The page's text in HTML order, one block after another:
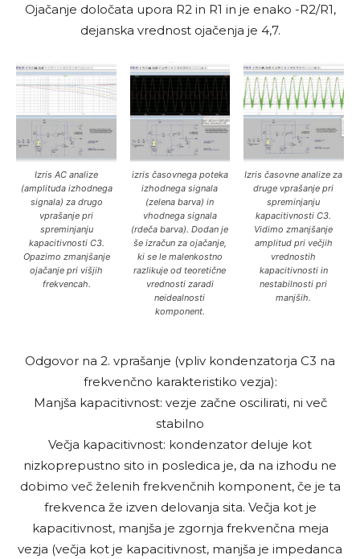
Ojačanje določata upora R2 in R1 in je enako -R2/R1,
dejanska vrednost ojačenja je 4,7.
Izris AC analize
(amplituda izhodnega
signala) za drugo
vprašanje pri
spreminjanju
kapacitivnosti C3.
Opazimo zmanjšanje
ojačanje pri višjih
frekvencah.
izris časovnega poteka
izhodnega signala
(zelena barva) in
vhodnega signala
(rdeča barva). Dodan je
še izračun za ojačanje,
ki se le malenkostno
razlikuje od teoretične
vrednosti zaradi
neidealnosti
komponent.
Izris časovne analize za
druge vprašanje pri
spreminjanju
kapacitivnosti C3.
Vidimo zmanjšanje
amplitud pri večjih
vrednostih
kapacitivnosti in
nestabilnosti pri
manjših.
Odgovor na 2. vprašanje (vpliv kondenzatorja C3 na
frekvenčno karakteristiko vezja):
Manjša kapacitivnost: vezje začne oscilirati, ni več
stabilno
Večja kapacitivnost: kondenzator deluje kot
nizkoprepustno sito in posledica je, da na izhodu ne
dobimo več želenih frekvenčnih komponent, če je ta
frekvenca že izven delovanja sita. Večja kot je
kapacitivnost, manjša je zgornja frekvenčna meja
vezja (večja kot je kapacitivnost, manjša je impedanca